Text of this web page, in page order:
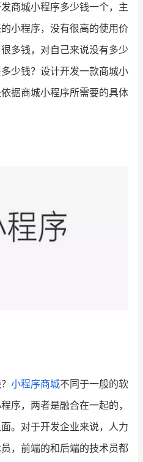
行业报告
社群交流
商城小程序多少钱一个，主
小程序，没有很高的使用价
多钱，对自己来说没有多少
少钱？设计开发一款商城小
据商城小程序所需要的具体
小程序商城不同于一般的软
序，两者是融合在一起的，
。对于开发企业来说，人力
，前端的和后端的技术员都